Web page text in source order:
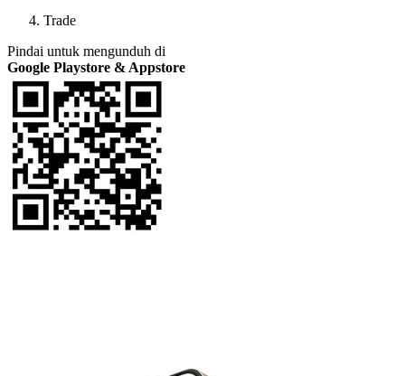
Trade
Pindai untuk mengunduh di
Google Playstore & Appstore